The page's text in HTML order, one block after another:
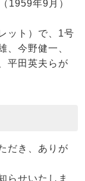
1959年9月）
ット）で、1号
、今野健一、
平田英夫らが
だき、ありが
らせいたしま